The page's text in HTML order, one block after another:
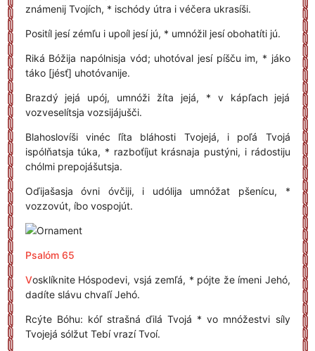
známenij Tvojích, * ischódy útra i véčera ukrasíši.
Positíl jesí zémľu i upoíl jesí jú, * umnóžil jesí obohatíti jú.
Riká Bóžija napólnisja vód; uhotóval jesí píšču im, * jáko
táko [jésť] uhotóvanije.
Brazdý jejá upój, umnóži žíta jejá, * v kápľach jejá
vozveselítsja vozsijájušči.
Blahoslovíši vinéc ľíta bláhosti Tvojejá, i poľá Tvojá
ispólňatsja túka, * razboťíjut krásnaja pustýni, i rádostiju
chólmi prepojášutsja.
Oďijašasja óvni óvčiji, i udólija umnóžat pšenícu, *
vozzovút, íbo vospojút.
Psalóm 65
Vosklíknite Hóspodevi, vsjá zemľá, * pójte že ímeni Jehó,
dadíte slávu chvaľí Jehó.
Rcýte Bóhu: kóľ strašná ďilá Tvojá * vo mnóžestvi síly
Tvojejá sólžut Tebí vrazí Tvoí.